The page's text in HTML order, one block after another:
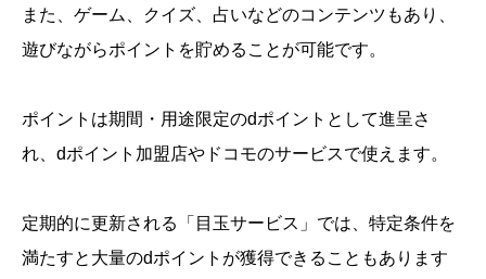
また、ゲーム、クイズ、占いなどのコンテンツもあり、
遊びながらポイントを貯めることが可能です。
ポイントは期間・用途限定のdポイントとして進呈さ
れ、dポイント加盟店やドコモのサービスで使えます。
定期的に更新される「目玉サービス」では、特定条件を
満たすと大量のdポイントが獲得できることもあります​